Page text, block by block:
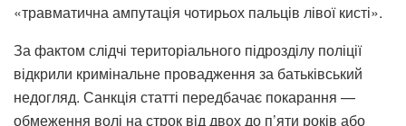
«травматична ампутація чотирьох пальців лівої кисті».
За фактом слідчі територіального підрозділу поліції
відкрили кримінальне провадження за батьківський
недогляд. Санкція статті передбачає покарання —
обмеження волі на строк від двох до п’яти років або